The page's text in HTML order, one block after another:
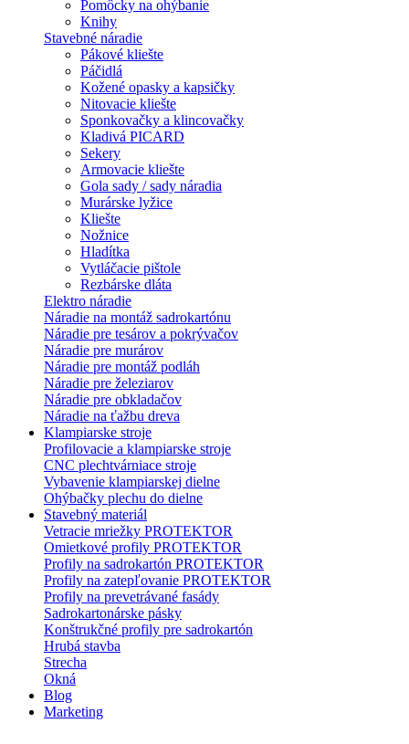
Pomôcky na ohýbanie
Knihy
Stavebné náradie
Pákové kliešte
Páčidlá
Kožené opasky a kapsičky
Nitovacie kliešte
Sponkovačky a klincovačky
Kladivá PICARD
Sekery
Armovacie kliešte
Gola sady / sady náradia
Murárske lyžice
Kliešte
Nožnice
Hladítka
Vytláčacie pištole
Rezbárske dláta
Elektro náradie
Náradie na montáž sadrokartónu
Náradie pre tesárov a pokrývačov
Náradie pre murárov
Náradie pre montáž podláh
Náradie pre železiarov
Náradie pre obkladačov
Náradie na ťažbu dreva
Klampiarske stroje
Profilovacie a klampiarske stroje
CNC plechtvárniace stroje
Vybavenie klampiarskej dielne
Ohýbačky plechu do dielne
Stavebný materiál
Vetracie mriežky PROTEKTOR
Omietkové profily PROTEKTOR
Profily na sadrokartón PROTEKTOR
Profily na zatepľovanie PROTEKTOR
Profily na prevetrávané fasády
Sadrokartonárske pásky
Konštrukčné profily pre sadrokartón
Hrubá stavba
Strecha
Okná
Blog
Marketing